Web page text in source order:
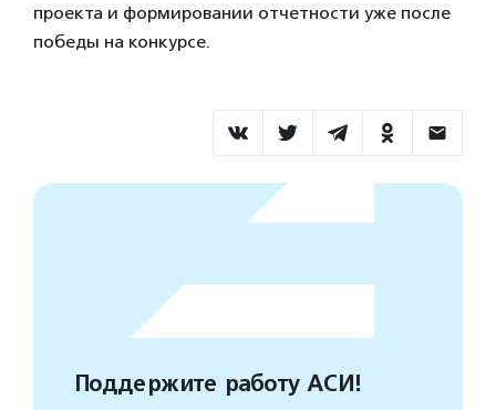
проекта и формировании отчетности уже после
победы на конкурсе.
Поддержите работу АСИ!